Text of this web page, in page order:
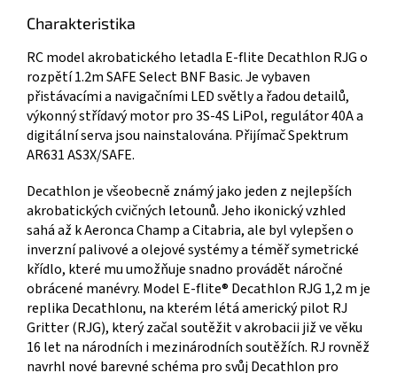
Charakteristika
RC model akrobatického letadla E-flite Decathlon RJG o
rozpětí 1.2m SAFE Select BNF Basic. Je vybaven
přistávacími a navigačními LED světly a řadou detailů,
výkonný střídavý motor pro 3S-4S LiPol, regulátor 40A a
digitální serva jsou nainstalována. Přijímač Spektrum
AR631 AS3X/SAFE.
Decathlon je všeobecně známý jako jeden z nejlepších
akrobatických cvičných letounů. Jeho ikonický vzhled
sahá až k Aeronca Champ a Citabria, ale byl vylepšen o
inverzní palivové a olejové systémy a téměř symetrické
křídlo, které mu umožňuje snadno provádět náročné
obrácené manévry. Model E-flite® Decathlon RJG 1,2 m je
replika Decathlonu, na kterém létá americký pilot RJ
Gritter (RJG), který začal soutěžit v akrobacii již ve věku
16 let na národních i mezinárodních soutěžích. RJ rovněž
navrhl nové barevné schéma pro svůj Decathlon pro